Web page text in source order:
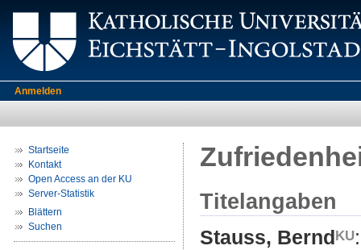
Anmelden
Startseite
Kontakt
Open Access an der KU
Server-Statistik
Blättern
Suchen
Titelangaben
Stauss, Bernd
: